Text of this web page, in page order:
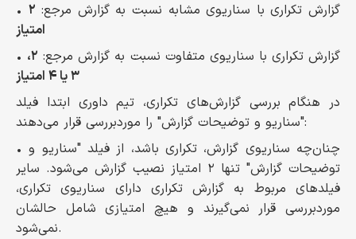
• گزارش تکراری با سناریوی مشابه نسبت به گزارش مرجع: ۲
امتیاز
• گزارش تکراری با سناریوی متفاوت نسبت به گزارش مرجع:
۲،
۳ یا ۴ امتیاز
در هنگام بررسی گزارش‌های تکراری، تیم داوری ابتدا فیلد
"سناریو و توضیحات گزارش" را موردبررسی قرار می‌دهند:
• چنان‌چه سناریوی گزارش، تکراری باشد، از فیلد "سناریو و
توضیحات گزارش" تنها ۲ امتیاز نصیب گزارش می‌شود. سایر
فیلدهای مربوط به گزارش تکراری دارای سناریوی تکراری،
موردبررسی قرار نمی‌گیرند و هیچ امتیازی شامل حالشان
نمی‌شود.